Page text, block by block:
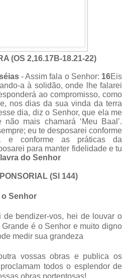
(OS 2,16.17B-18.21-22)
- Assim fala o Senhor: 16Eis
a à solidão, onde lhe falarei
ao compromisso, como
nos dias da sua vinda da terra
dia, diz o Senhor, que ela me
não mais chamará ‘Meu Baal’.
eu te desposarei conforme
e conforme as práticas da
para manter fidelidade e tu
do Senhor
(Sl 144)
o Senhor
bendizer-vos, hei de louvar o
é o Senhor e muito digno
medir sua grandeza
vossas obras e publica os
todos o esplendor de
obras portentosas!